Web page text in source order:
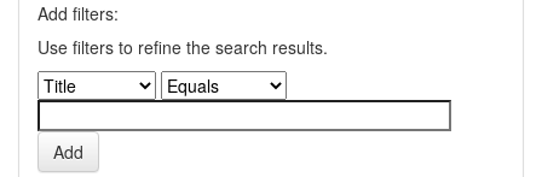
Add filters:
Use filters to refine the search results.